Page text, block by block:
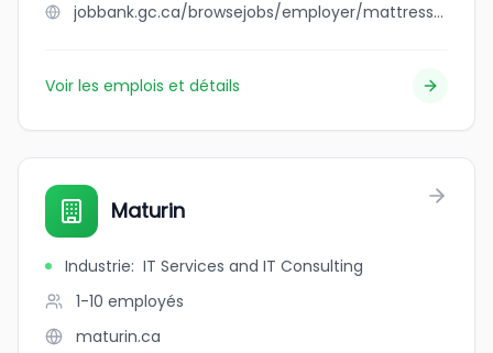
jobbank.gc.ca/browsejobs/employer/mattress+villa/ca
Voir les emplois et détails
Maturin
Industrie: IT Services and IT Consulting
1-10 employés
maturin.ca